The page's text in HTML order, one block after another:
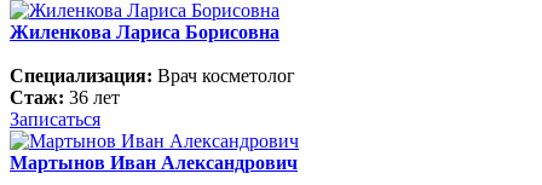
Жиленкова Лариса Борисовна
Специализация: Врач косметолог
Стаж: 36 лет
Записаться
Мартынов Иван Александрович